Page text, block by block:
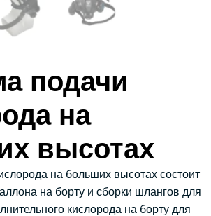
подачи
на
высотах
на больших высотах состоит
на борту и сборки шлангов для
кислорода на борту для